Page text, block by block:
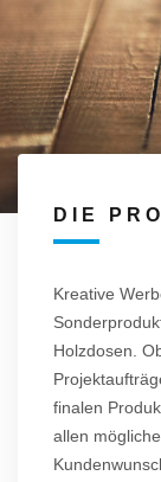
DIE
Kreative
Holzdosen.
finalen
allen